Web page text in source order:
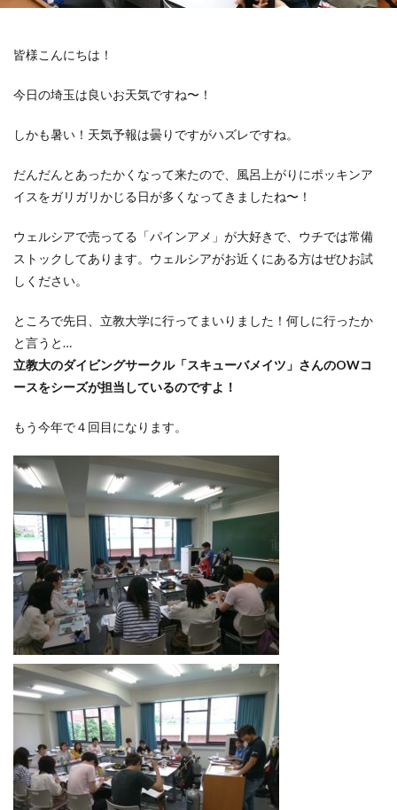
皆様こんにちは！
今日の埼玉は良いお天気ですね〜！
しかも暑い！天気予報は曇りですがハズレですね。
だんだんとあったかくなって来たので、風呂上がりにポッキンア
イスをガリガリかじる日が多くなってきましたね〜！
ウェルシアで売ってる「パインアメ」が大好きで、ウチでは常備
ストックしてあります。ウェルシアがお近くにある方はぜひお試
しください。
ところで先日、立教大学に行ってまいりました！何しに行ったか
と言うと…
立教大のダイビングサークル「スキューバメイツ」さんのOWコ
ースをシーズが担当しているのですよ！
もう今年で４回目になります。